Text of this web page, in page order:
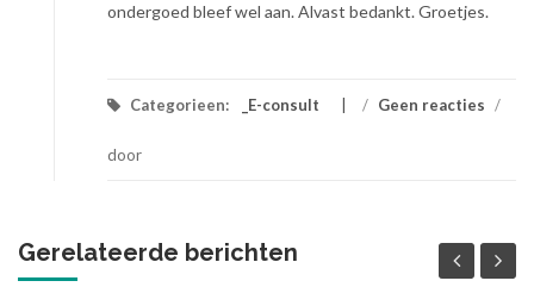
ondergoed bleef wel aan. Alvast bedankt. Groetjes.
Categorieen: _E-consult / Geen reacties /
door
Gerelateerde berichten